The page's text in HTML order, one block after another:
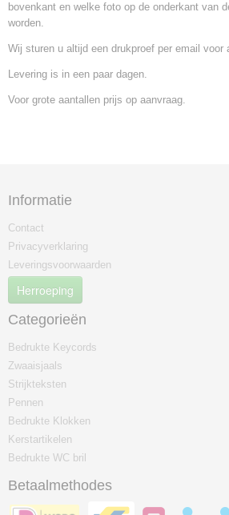
bovenkant en welke foto op de onderkant van
worden.
Wij sturen u altijd een drukproef per email voor
Levering is in een paar dagen.
Voor grote aantallen prijs op aanvraag.
Informatie
Contact
Privacyverklaring
Leveringsvoorwaarden
Herroeping
Categorieën
Bedrukte Keycords
Zwaaisjaals
Strijkteksten
Pennen
Bedrukte Klokken
Kerstartikelen
Bedrukte WC bril
Betaalmethodes